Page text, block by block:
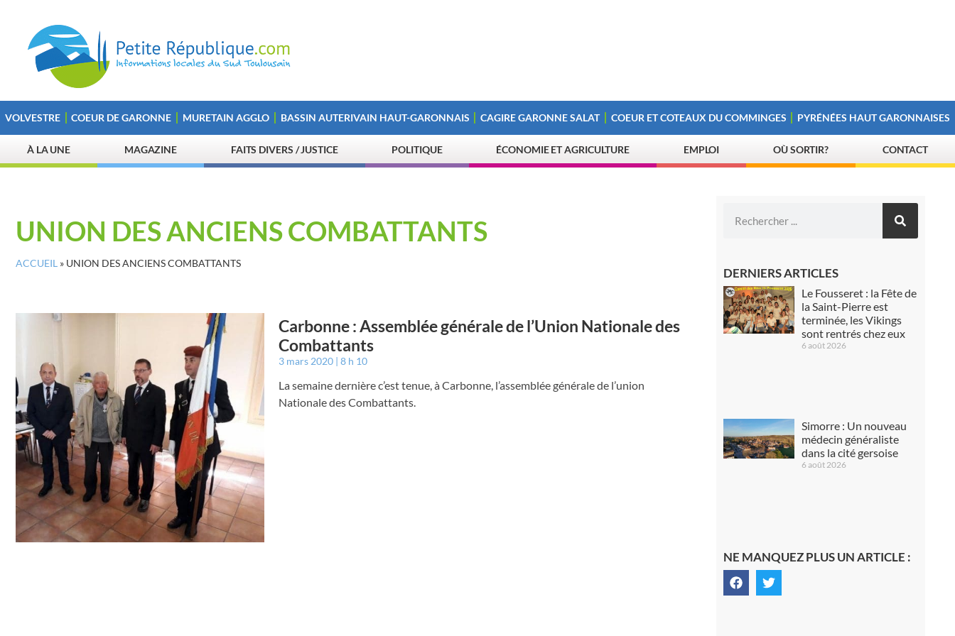
VOLVESTRE COEUR DE GARONNE MURETAIN AGGLO BASSIN AUTERIVAIN HAUT-GARONNAIS CAGIRE GARONNE SALAT COEUR ET COTEAUX DU COMMINGES PYRÉNÉES HAUT GARONNAISES
À LA UNE MAGAZINE FAITS DIVERS / JUSTICE POLITIQUE ÉCONOMIE ET AGRICULTURE EMPLOI OÙ SORTIR? CONTACT
UNION DES ANCIENS COMBATTANTS
ACCUEIL » UNION DES ANCIENS COMBATTANTS
Carbonne : Assemblée générale de l’Union Nationale des
Combattants
3 mars 2020 8 h 10
La semaine dernière c’est tenue, à Carbonne, l’assemblée générale de l’union
Nationale des Combattants.
DERNIERS ARTICLES
Le Fousseret : la Fête de
la Saint-Pierre est
terminée, les Vikings
sont rentrés chez eux
6 août 2026
Simorre : Un nouveau
médecin généraliste
dans la cité gersoise
6 août 2026
NE MANQUEZ PLUS UN ARTICLE :